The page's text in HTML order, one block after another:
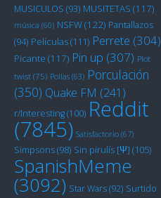
MUSICULOS (93) MUSITETAS (117)
música (60) NSFW(122) Pantallazos
(94) Películas(111) Perrete (304)
Picante (117) Pin up (307) Plot
twist (75) Pollas (63) Porculación
(350) Quake FM (241)
r/Interesting(100) Reddit
(7845) Satisfactorio (67)
Simpsons(98) Sin pirulís [Ψ] (105)
SpanishMeme
(3092) Star Wars(92) Surtido